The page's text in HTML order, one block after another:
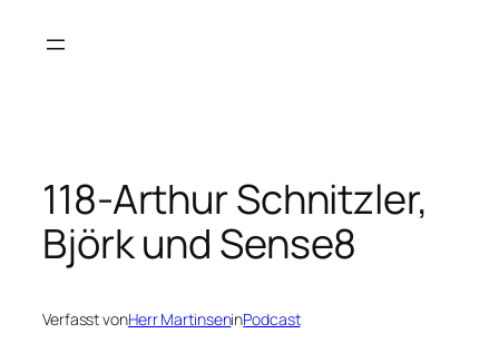
Inhalt
118-Arthur Schnitzler,
Björk und Sense8
Verfasst vonHerr MartinseninPodcast